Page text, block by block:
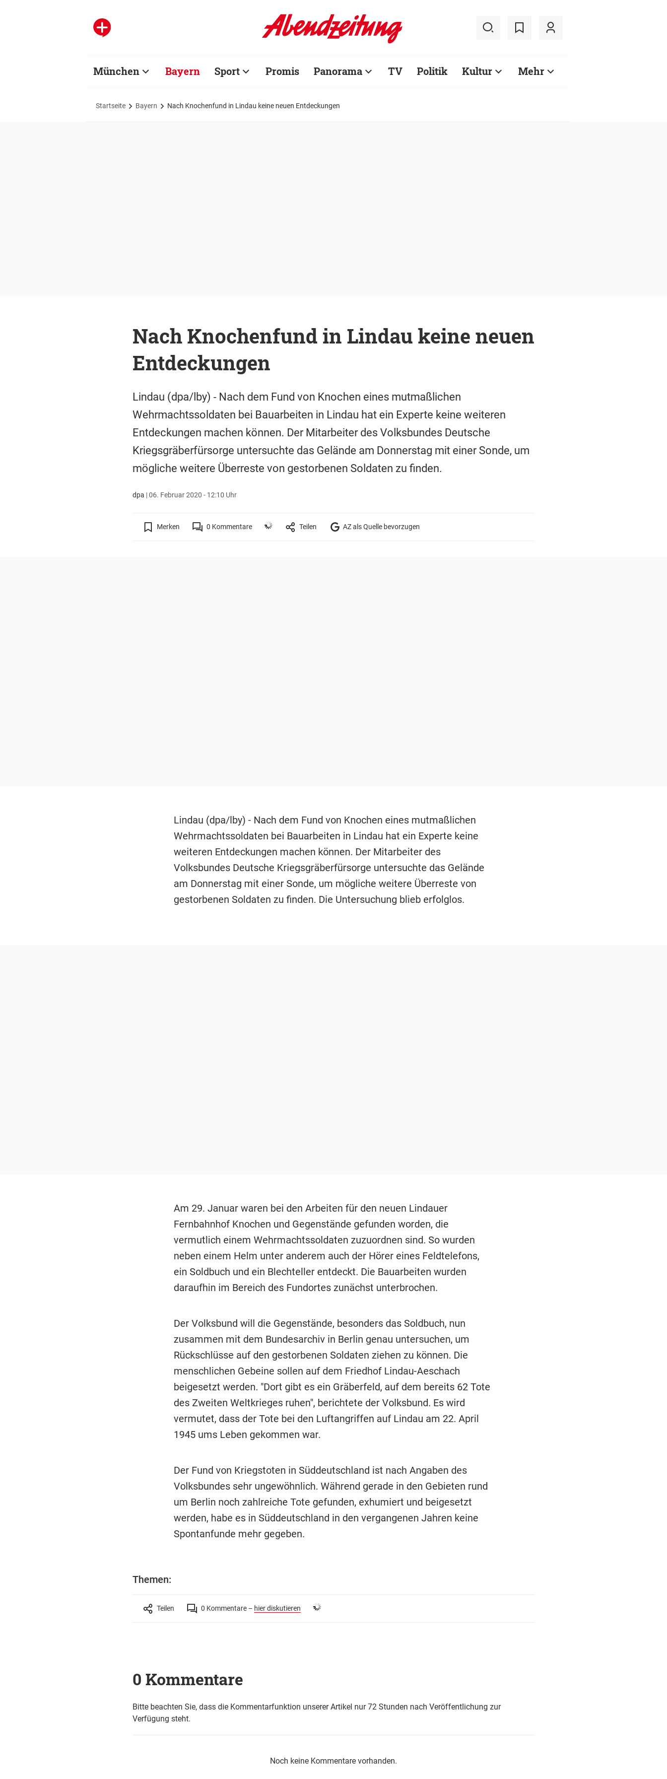
München Bayern Sport Promis Panorama TV Politik Kultur Mehr
Startseite Bayern Nach Knochenfund in Lindau keine neuen Entdeckungen
Nach Knochenfund in Lindau keine neuen
Entdeckungen
Lindau (dpa/lby) - Nach dem Fund von Knochen eines mutmaßlichen
Wehrmachtssoldaten bei Bauarbeiten in Lindau hat ein Experte keine weiteren
Entdeckungen machen können. Der Mitarbeiter des Volksbundes Deutsche
Kriegsgräberfürsorge untersuchte das Gelände am Donnerstag mit einer Sonde, um
mögliche weitere Überreste von gestorbenen Soldaten zu finden.
dpa |06. Februar 2020 - 12:10 Uhr
Merken 0 Kommentare Teilen AZ als Quelle bevorzugen
Lindau (dpa/lby) - Nach dem Fund von Knochen eines mutmaßlichen
Wehrmachtssoldaten bei Bauarbeiten in Lindau hat ein Experte keine
weiteren Entdeckungen machen können. Der Mitarbeiter des
Volksbundes Deutsche Kriegsgräberfürsorge untersuchte das Gelände
am Donnerstag mit einer Sonde, um mögliche weitere Überreste von
gestorbenen Soldaten zu finden. Die Untersuchung blieb erfolglos.
Am 29. Januar waren bei den Arbeiten für den neuen Lindauer
Fernbahnhof Knochen und Gegenstände gefunden worden, die
vermutlich einem Wehrmachtssoldaten zuzuordnen sind. So wurden
neben einem Helm unter anderem auch der Hörer eines Feldtelefons,
ein Soldbuch und ein Blechteller entdeckt. Die Bauarbeiten wurden
daraufhin im Bereich des Fundortes zunächst unterbrochen.
Der Volksbund will die Gegenstände, besonders das Soldbuch, nun
zusammen mit dem Bundesarchiv in Berlin genau untersuchen, um
Rückschlüsse auf den gestorbenen Soldaten ziehen zu können. Die
menschlichen Gebeine sollen auf dem Friedhof Lindau-Aeschach
beigesetzt werden. "Dort gibt es ein Gräberfeld, auf dem bereits 62 Tote
des Zweiten Weltkrieges ruhen", berichtete der Volksbund. Es wird
vermutet, dass der Tote bei den Luftangriffen auf Lindau am 22. April
1945 ums Leben gekommen war.
Der Fund von Kriegstoten in Süddeutschland ist nach Angaben des
Volksbundes sehr ungewöhnlich. Während gerade in den Gebieten rund
um Berlin noch zahlreiche Tote gefunden, exhumiert und beigesetzt
werden, habe es in Süddeutschland in den vergangenen Jahren keine
Spontanfunde mehr gegeben.
Themen:
Teilen 0 Kommentare – hier diskutieren
0 Kommentare
Bitte beachten Sie, dass die Kommentarfunktion unserer Artikel nur 72 Stunden nach Veröffentlichung zur
Verfügung steht.
Noch keine Kommentare vorhanden.